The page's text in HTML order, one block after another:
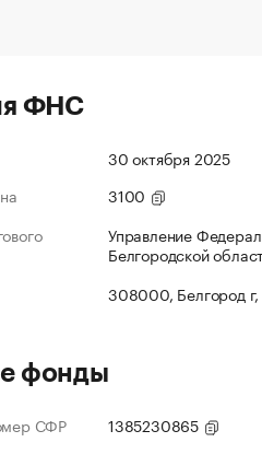
ФНС
30 октября 2025
3100
Управление
Белгородской
308000, Белгород
фонды
СФР 1385230865